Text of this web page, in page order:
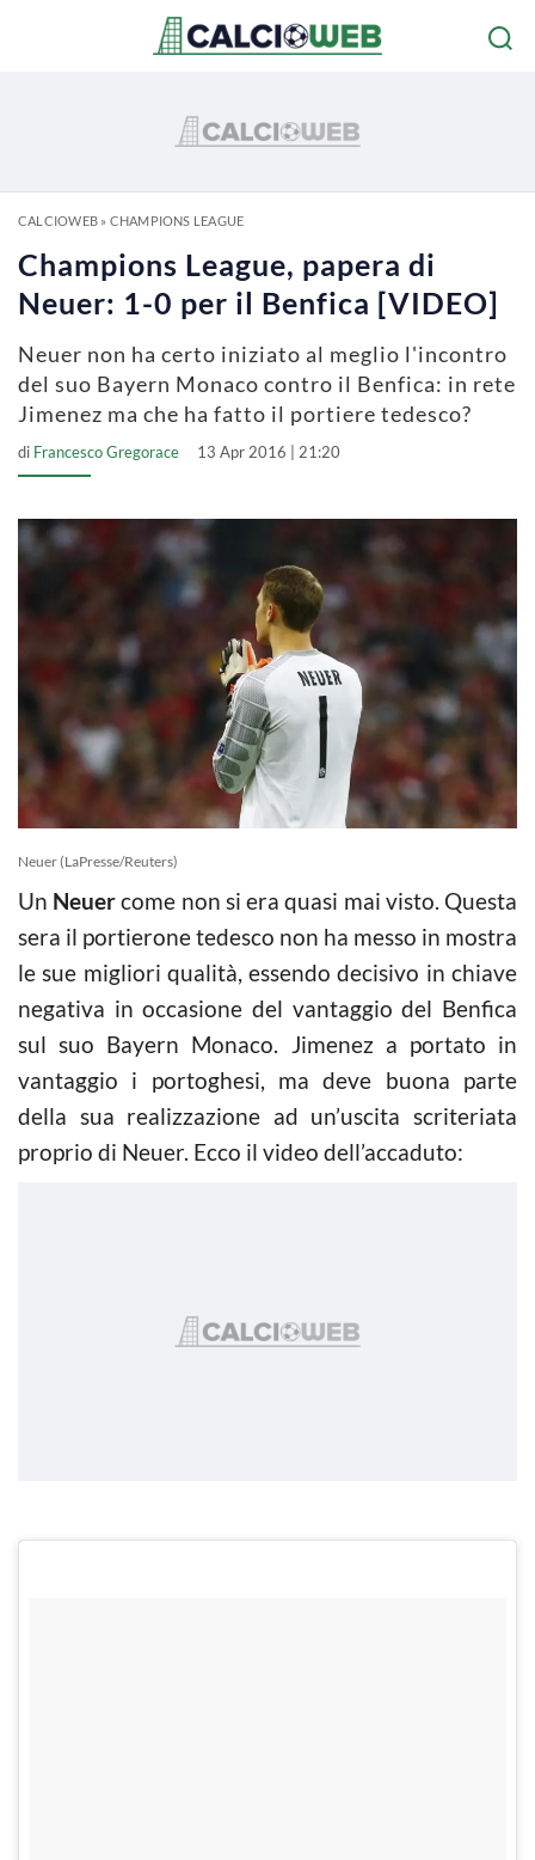
CALCIOWEB» CHAMPIONS LEAGUE
Champions League, papera di
Neuer: 1-0 per il Benfica [VIDEO]
Neuer non ha certo iniziato al meglio l'incontro
del suo Bayern Monaco contro il Benfica: in rete
Jimenez ma che ha fatto il portiere tedesco?
di Francesco Gregorace 13 Apr 2016 | 21:20
Neuer (LaPresse/Reuters)
Un Neuercome non si era quasi mai visto. Questa
sera il portierone tedesco non ha messo in mostra
le sue migliori qualità, essendo decisivo in chiave
negativa in occasione del vantaggio del Benfica
sul suo Bayern Monaco. Jimenez a portato in
vantaggio i portoghesi, ma deve buona parte
della sua realizzazione ad un’uscita scriteriata
proprio di Neuer. Ecco il video dell’accaduto: